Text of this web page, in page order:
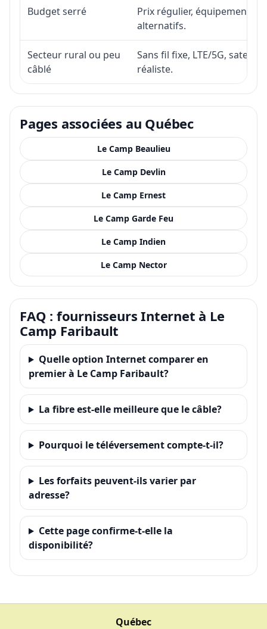
Budget serré
Prix régulier, équipement,
alternatifs.
Secteur rural ou peu
câblé
Sans fil fixe, LTE/5G,
réaliste.
Pages associées au Québec
Le Camp Beaulieu
Le Camp Devlin
Le Camp Ernest
Le Camp Garde Feu
Le Camp Indien
Le Camp Nector
FAQ : fournisseurs Internet à Le
Camp Faribault
Quelle option Internet comparer en
premier à Le Camp Faribault?
La fibre est-elle meilleure que le câble?
Pourquoi le téléversement compte-t-il?
Les forfaits peuvent-ils varier par
adresse?
Cette page confirme-t-elle la
disponibilité?
Québec